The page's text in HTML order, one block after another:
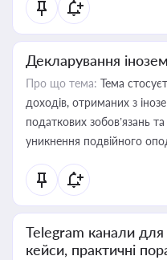
Декларування
Про що тема: Тема
доходів, отриманих з
податкових зобов’язань
уникнення подвійного
Telegram канали для
кейси, практичні